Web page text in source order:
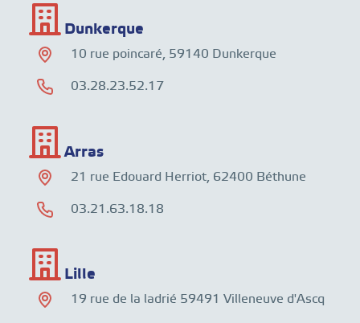
Dunkerque
10 rue poincaré, 59140 Dunkerque
03.28.23.52.17
Arras
21 rue Edouard Herriot, 62400 Béthune
03.21.63.18.18
Lille
19 rue de la ladrié 59491 Villeneuve d'Ascq